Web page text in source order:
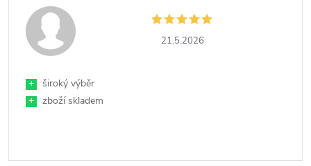
21.5.2026
+
široký výběr
+
zboží skladem